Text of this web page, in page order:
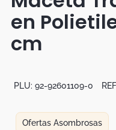
en
cm
PLU: 92-92601109-0
Ofertas Asombrosas